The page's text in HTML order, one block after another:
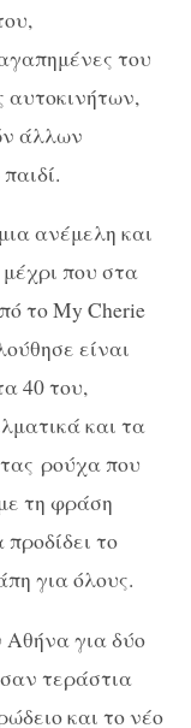
του
αυτοκινήτων,
άλλων
ανέμελη και
μέχρι που στα
το My Cherie
είναι
40 του,
και τα
ρούχα που
τη φράση
το
για όλους.
Αθήνα για δύο
τεράστια
και το νέο